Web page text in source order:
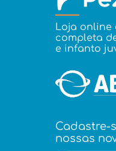
Loja online
completa
e infanto
Cadastre-
nossas